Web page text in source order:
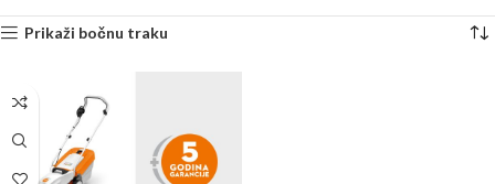
Prikaži bočnu traku